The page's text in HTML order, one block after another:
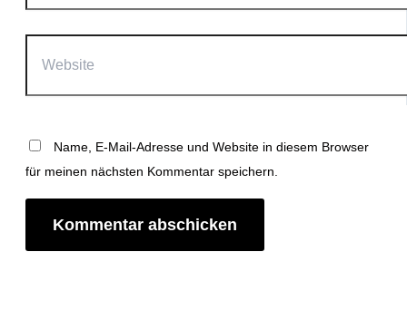
Name, E-Mail-Adresse und Website in diesem Browser
für meinen nächsten Kommentar speichern.